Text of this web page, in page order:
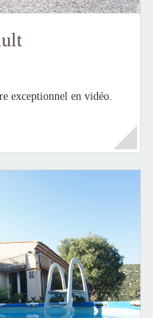
exceptionnel en vidéo.